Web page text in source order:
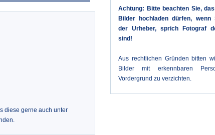
diese gerne auch unter
Achtung: Bitte beachten Sie,
Bilder hochladen dürfen, wenn
der Urheber, sprich Fotograf
sind!
Aus rechtlichen Gründen bitten
Bilder mit erkennbaren
Vordergrund zu verzichten.